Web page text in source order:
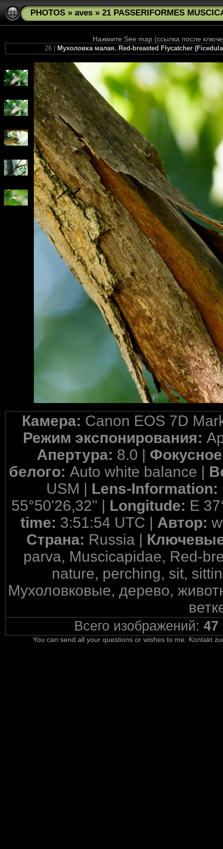
PHOTOS » aves » 21 PASSERIFORMES
Нажмите See map (ссылка после
26 | Мухоловка малая. Red-breasted Flycatcher
Камера: Canon EOS 7D
Режим экспонирования:
Апертура: 8.0 |
белого:Auto white balance |
USM | Lens-Information:
55°50'26,32" | Longitude: E
time: 3:51:54 UTC | Автор:
Страна: Russia |
parva, Muscicapidae, Red-
nature, perching, sit,
Мухоловковые, дерево,
Всего изображений:47
You can send all your questions or wishes to me. Kontakt